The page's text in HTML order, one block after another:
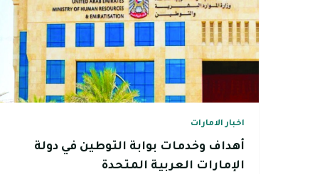
اخبار الامارات
أهداف وخدمات بوابة التوطين في دولة
الإمارات العربية المتحدة